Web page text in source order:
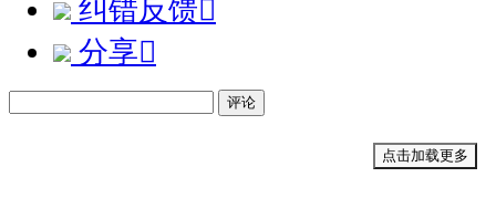
纠错反馈
分享
评论
点击加载更多